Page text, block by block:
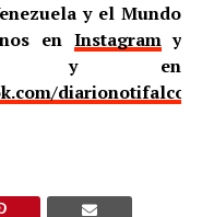
y el Mundo
en Instagramy
en